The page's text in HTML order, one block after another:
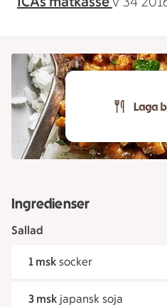
Ingredienser
Sallad
1 msk socker
3 msk japansk soja